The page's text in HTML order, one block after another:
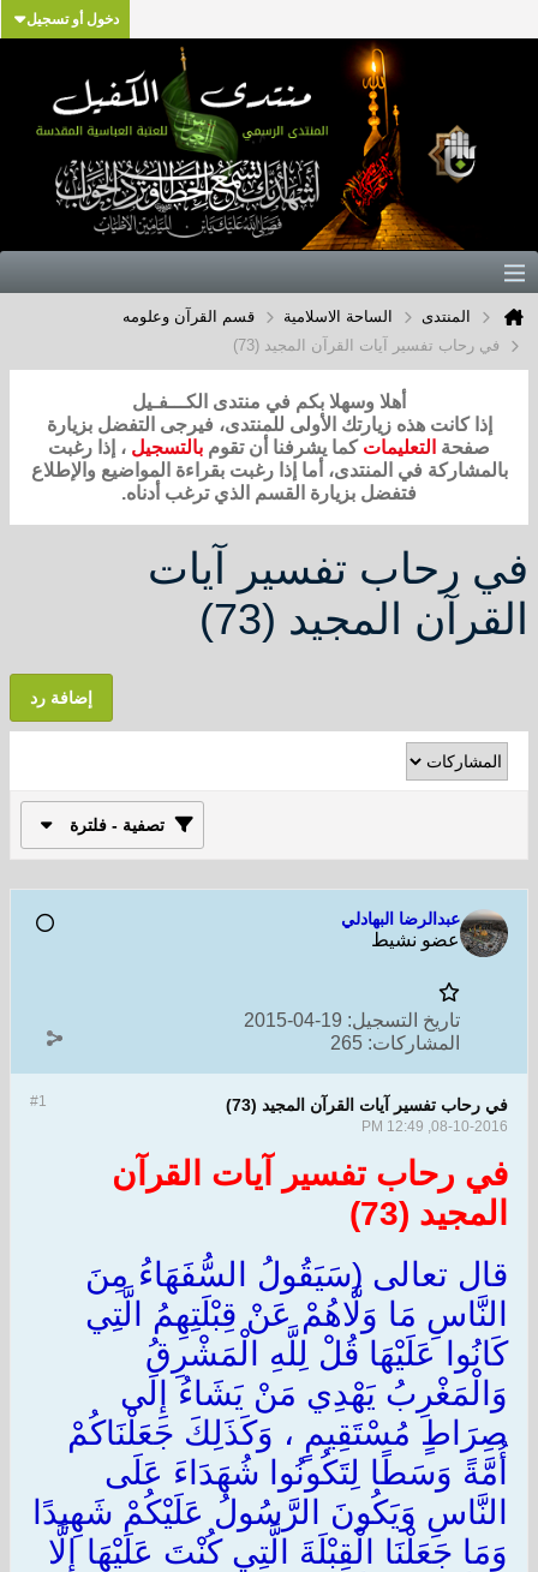
دخول أو تسجيل
المنتدى الساحة الاسلامية
قسم القرآن وعلومه
في رحاب تفسير آيات القرآن المجيد (73)
أهلا وسهلا بكم في منتدى الكـــفـيل
إذا كانت هذه زيارتك الأولى للمنتدى، فيرجى التفضل بزيارة
صفحة التعليمات كما يشرفنا أن تقوم بالتسجيل ، إذا رغبت
بالمشاركة في المنتدى، أما إذا رغبت بقراءة المواضيع والإطلاع
فتفضل بزيارة القسم الذي ترغب أدناه.
في رحاب تفسير آيات
القرآن المجيد (73)
إضافة رد
تصفية - فلترة
عبدالرضا البهادلي
عضو نشيط
تاريخ التسجيل: 19-04-2015
المشاركات: 265
#1 في رحاب تفسير آيات القرآن المجيد (73)
08-10-2016, 12:49 PM
في رحاب تفسير آيات القرآن
المجيد (73)
قال تعالى (سَيَقُولُ السُّفَهَاءُ مِنَ
النَّاسِ مَا وَلَّاهُمْ عَنْ قِبْلَتِهِمُ الَّتِي
كَانُوا عَلَيْهَا قُلْ لِلَّهِ الْمَشْرِقُ
وَالْمَغْرِبُ يَهْدِي مَنْ يَشَاءُ إِلَى
صِرَاطٍ مُسْتَقِيمٍ ، وَكَذَلِكَ جَعَلْنَاكُمْ
أُمَّةً وَسَطًا لِتَكُونُوا شُهَدَاءَ عَلَى
النَّاسِ وَيَكُونَ الرَّسُولُ عَلَيْكُمْ شَهِيدًا
وَمَا جَعَلْنَا الْقِبْلَةَ الَّتِي كُنْتَ عَلَيْهَا إِلَّا